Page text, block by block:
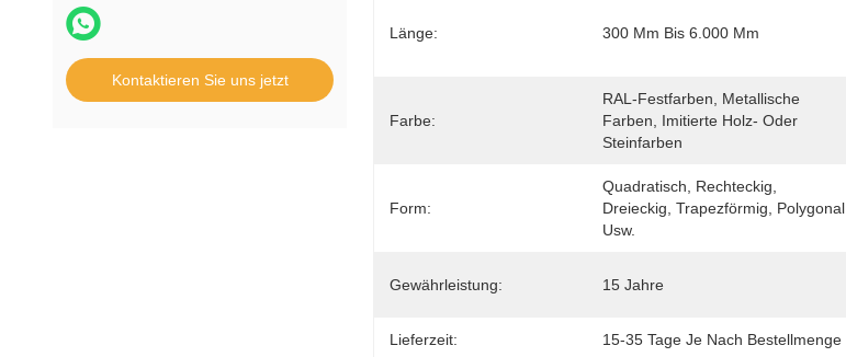
Kontaktieren Sie uns jetzt
Länge: 300 Mm Bis 6.000 Mm
Farbe:
RAL-Festfarben, Metallische
Farben, Imitierte Holz- Oder
Steinfarben
Form:
Quadratisch, Rechteckig,
Dreieckig, Trapezförmig, Polygonal
Usw.
Gewährleistung: 15 Jahre
Lieferzeit: 15-35 Tage Je Nach Bestellmenge